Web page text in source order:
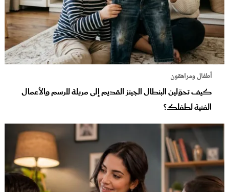
أطفال ومراهقون
كيف تحوّلين البنطال الجينز القديم إلى مريلة للرسم والأعمال
الفنية لطفلك؟